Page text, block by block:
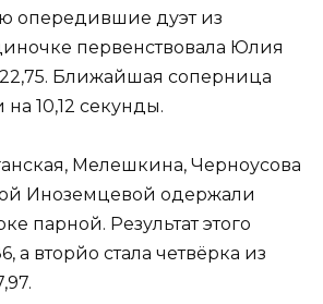
опередившие дуэт из
первенствовала Юлия
Ближайшая соперница
10,12 секунды.
Мелешкина, Черноусова
Иноземцевой одержали
парной. Результат этого
а вторйо стала четвёрка из